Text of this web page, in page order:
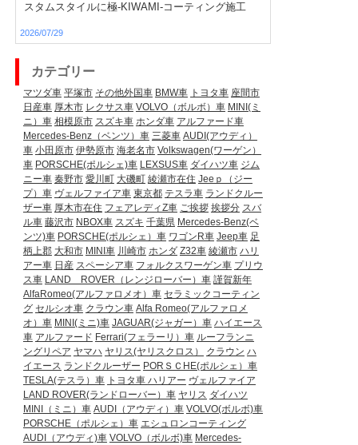
スタムスタイルに極-KIWAMI-コーティング施工
2026/07/29
カテゴリー
マツダ車 平塚市 その他外国車 BMW車 トヨタ車 座間市
日産車 厚木市 レクサス車 VOLVO（ボルボ）車 MINI(ミ
ニ）車 相模原市 スズキ車 ホンダ車 アルファード車
Mercedes-Benz（ベンツ）車 三菱車 AUDI(アウディ）
車 小田原市 伊勢原市 海老名市 Volkswagen(ワーゲン）
車 PORSCHE(ポルシェ)車 LEXSUS車 ダイハツ車 ジム
ニー車 秦野市 愛川町 大磯町 綾瀬市在住 Jeeｐ（ジー
プ）車 ヴェルファイア車 東京都 テスラ車 ランドクルー
ザー車 厚木市在住 フェアレディZ車 ご挨拶 挨拶分 スバ
ル車 藤沢市 NBOX車 スズキ 千葉県 Mercedes-Benz(ベ
ンツ)車 PORSCHE(ポルシェ）車 ワゴンR車 Jeep車 足
柄上郡 大和市 MINI車 川崎市 ホンダ Z32車 綾瀬市 ハリ
アー車 日産 スペーシア車 フォルクスワーゲン車 プリウ
ス車 LAND ROVER（レンジローバー）車 謹賀新年
AlfaRomeo(アルファロメオ）車 セラミックコーティン
グ セルシオ車 クラウン車 Alfa Romeo(アルファロメ
オ）車 MINI(ミニ)車 JAGUAR(ジャガー）車 ハイエース
車 アルファード Ferrari(フェラーリ）車 ルーフランニ
ングリペア ヤマハ ヤリス(ヤリスクロス） クラウン ハ
イエース ランドクルーザー PORＳＣHE(ポルシェ）車
TESLA(テスラ）車 トヨタ車 ハリアー ヴェルファイア
LAND ROVER(ランドローバー）車 ヤリス ダイハツ
MINI（ミニ）車 AUDI（アウディ）車 VOLVO(ボルボ)車
PORSCHE（ポルシェ）車 エシュロンコーティング
AUDI（アウディ)車 VOLVO（ボルボ)車 Mercedes-